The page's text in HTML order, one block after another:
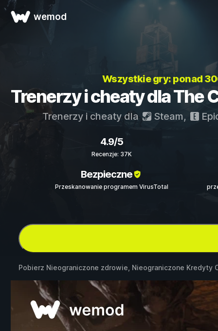
wemod
Wszystkie gry: ponad
Trenerzy i cheaty dla The
Trenerzy i cheaty dla Steam,
4.9/5
Recenzje: 37K
Bezpieczne
Przeskanowanie programem VirusTotal
Pobierz Nieograniczone zdrowie, Nieograniczone Kredyty